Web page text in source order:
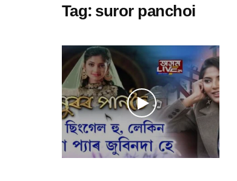
Tag:suror panchoi